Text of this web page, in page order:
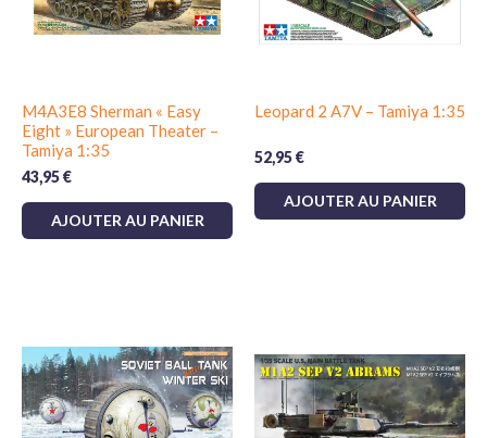
M4A3E8 Sherman « Easy
Eight » European Theater –
Tamiya 1:35
43,95€
AJOUTER AU PANIER
Leopard 2 A7V – Tamiya 1:35
52,95€
AJOUTER AU PANIER